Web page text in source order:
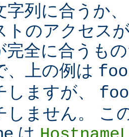
字列に合うか
トのアクセス
完全に合うも
、上の例は
しますが、
しません。 こ
は